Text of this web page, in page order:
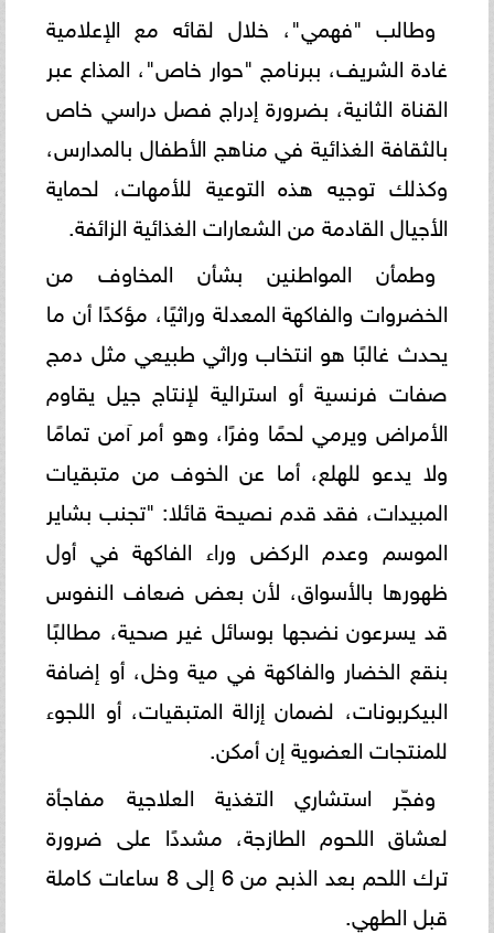
​وطالب "فهمي"، خلال لقائه مع الإعلامية
غادة الشريف، ببرنامج "حوار خاص"، المذاع عبر
القناة الثانية، بضرورة إدراج فصل دراسي خاص
بالثقافة الغذائية في مناهج الأطفال بالمدارس،
وكذلك توجيه هذه التوعية للأمهات، لحماية
الأجيال القادمة من الشعارات الغذائية الزائفة.
​وطمأن المواطنين بشأن المخاوف من
الخضروات والفاكهة المعدلة وراثيًا، مؤكدًا أن ما
يحدث غالبًا هو انتخاب وراثي طبيعي مثل دمج
صفات فرنسية أو استرالية لإنتاج جيل يقاوم
الأمراض ويرمي لحمًا وفرًا، وهو أمر آمن تمامًا
ولا يدعو للهلع، ​أما عن الخوف من متبقيات
المبيدات، فقد قدم نصيحة قائلا: "تجنب بشاير
الموسم وعدم الركض وراء الفاكهة في أول
ظهورها بالأسواق، لأن بعض ضعاف النفوس
قد يسرعون نضجها بوسائل غير صحية، مطالبًا
بنقع الخضار والفاكهة في مية وخل، أو إضافة
البيكربونات، لضمان إزالة المتبقيات، أو اللجوء
للمنتجات العضوية إن أمكن.
​وفجّر استشاري التغذية العلاجية مفاجأة
لعشاق اللحوم الطازجة، مشددًا على ضرورة
ترك اللحم بعد الذبح من 6 إلى 8 ساعات كاملة
قبل الطهي.